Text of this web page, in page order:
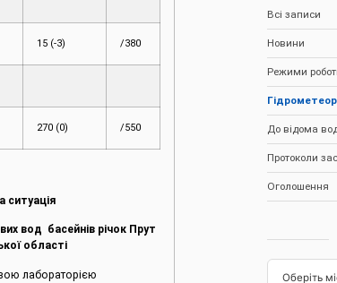
15 (-3) /380
270 (0) /550
ситуація
вод басейнів річок Прут
області
лабораторією
Всі записи
Новини
Режими
До відома
Протоколи
Оголошення